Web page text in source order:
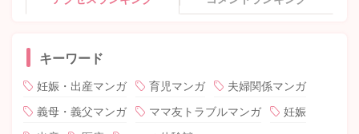
キーワード
妊娠・出産マンガ 育児マンガ
夫婦関係マンガ
義母・義父マンガ
ママ友トラブルマンガ
妊娠